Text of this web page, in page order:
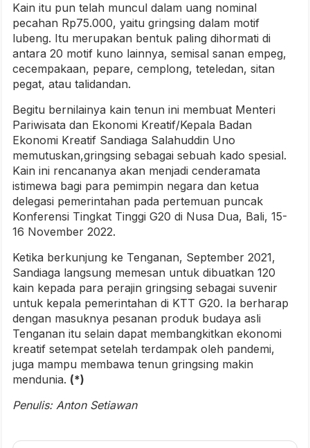
Kain itu pun telah muncul dalam uang nominal
pecahan Rp75.000, yaitu gringsing dalam motif
lubeng. Itu merupakan bentuk paling dihormati di
antara 20 motif kuno lainnya, semisal sanan empeg,
cecempakaan, pepare, cemplong, teteledan, sitan
pegat, atau talidandan.
Begitu bernilainya kain tenun ini membuat Menteri
Pariwisata dan Ekonomi Kreatif/Kepala Badan
Ekonomi Kreatif Sandiaga Salahuddin Uno
memutuskan,gringsing sebagai sebuah kado spesial.
Kain ini rencananya akan menjadi cenderamata
istimewa bagi para pemimpin negara dan ketua
delegasi pemerintahan pada pertemuan puncak
Konferensi Tingkat Tinggi G20 di Nusa Dua, Bali, 15-
16 November 2022.
Ketika berkunjung ke Tenganan, September 2021,
Sandiaga langsung memesan untuk dibuatkan 120
kain kepada para perajin gringsing sebagai suvenir
untuk kepala pemerintahan di KTT G20. Ia berharap
dengan masuknya pesanan produk budaya asli
Tenganan itu selain dapat membangkitkan ekonomi
kreatif setempat setelah terdampak oleh pandemi,
juga mampu membawa tenun gringsing makin
mendunia. (*)
Penulis: Anton Setiawan